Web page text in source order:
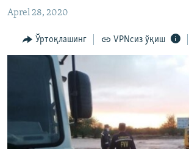
Озодлик бошқа тилларда
Aprel 28, 2020
Ўртоқлашинг VPNсиз ўқиш